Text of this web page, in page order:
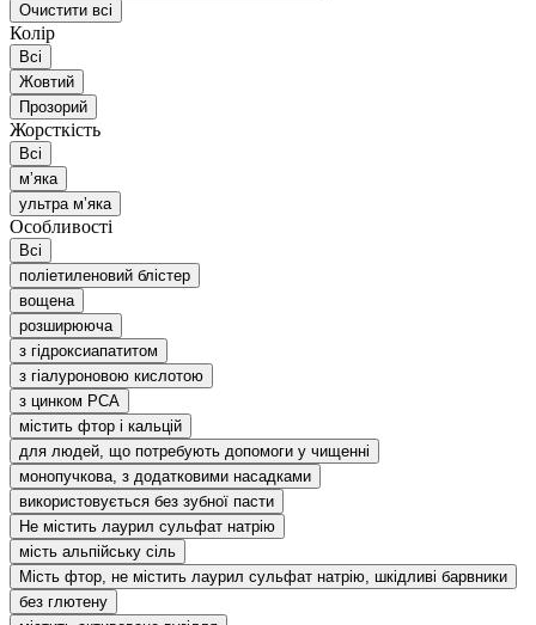
Очистити всі
Колір
Всі
Жовтий
Прозорий
Жорсткість
Всі
мʼяка
ультра мʼяка
Особливості
Всі
поліетиленовий блістер
вощена
розширююча
з гідроксиапатитом
з гіалуроновою кислотою
з цинком РСА
містить фтор і кальцій
для людей, що потребують допомоги у чищенні
монопучкова, з додатковими насадками
використовується без зубної пасти
Не містить лаурил сульфат натрію
мість альпійську сіль
Мість фтор, не містить лаурил сульфат натрію, шкідливі барвники
без глютену